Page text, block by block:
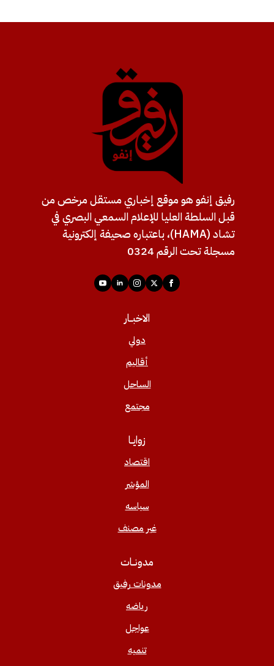
رفيق إنفو هو موقع إخباري مستقل مرخص من
قبل السلطة العليا للإعلام السمعي البصري في
تشاد (HAMA)، باعتباره صحيفة إلكترونية
مسجلة تحت الرقم 0324
الاخبــار
دولي
أقاليم
الساحل
مجتمع
زوايــا
اقتصاد
المؤشر
سياسه
غير مصنف
مدونــات
مدونات رفيق
رياضه
عواجل
تنميه